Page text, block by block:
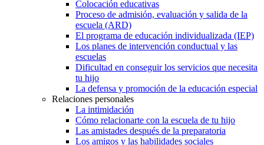
Colocación educativas
Proceso de admisión, evaluación y salida de la
escuela (ARD)
El programa de educación individualizada (IEP)
Los planes de intervención conductual y las
escuelas
Dificultad en conseguir los servicios que necesita
tu hijo
La defensa y promoción de la educación especial
Relaciones personales
La intimidación
Cómo relacionarte con la escuela de tu hijo
Las amistades después de la preparatoria
Los amigos y las habilidades sociales